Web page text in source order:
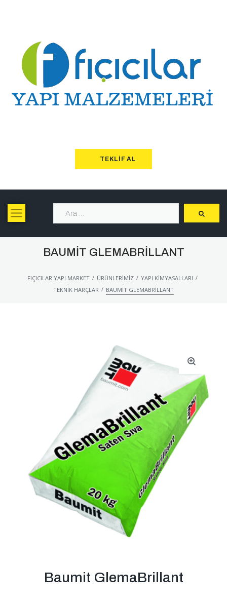
TEKLIF AL
BAUMIT GLEMABRILLANT
FIÇICILAR YAPI MARKET / ÜRÜNLERIMIZ / YAPI KIMYASALLARI /
TEKNIK HARÇLAR / BAUMIT GLEMABRILLANT
Baumit GlemaBrillant